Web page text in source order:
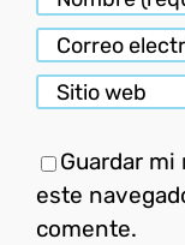
Guardar
este
comente.